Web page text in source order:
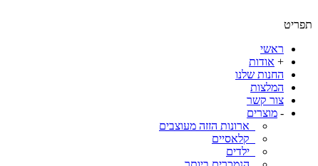
תפריט
ראשי
+ אודות
החנות שלנו
המלצות
צור קשר
- מוצרים
ארונות הזזה מעוצבים
קלאסיים
ילדים